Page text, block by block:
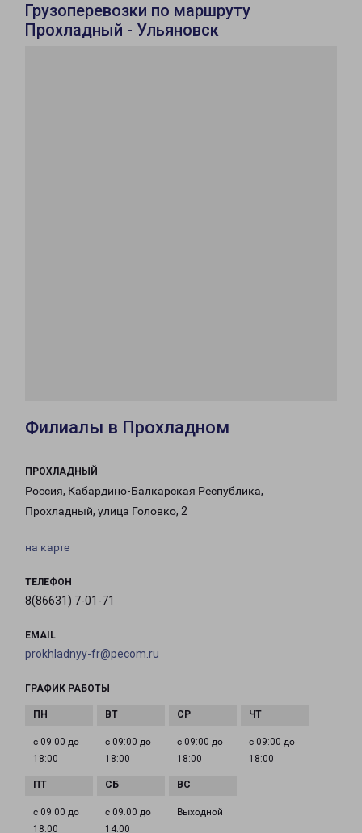
Грузоперевозки по маршруту
Прохладный - Ульяновск
Филиалы в Прохладном
ПРОХЛАДНЫЙ
Россия, Кабардино-Балкарская Республика,
Прохладный, улица Головко, 2
на карте
ТЕЛЕФОН
8(86631) 7-01-71
EMAIL
prokhladnyy-fr@pecom.ru
ГРАФИК РАБОТЫ
с 09:00 до
18:00
с 09:00 до
18:00
с 09:00 до
18:00
с 09:00 до
18:00
с 09:00 до
18:00
с 09:00 до
14:00
Выходной